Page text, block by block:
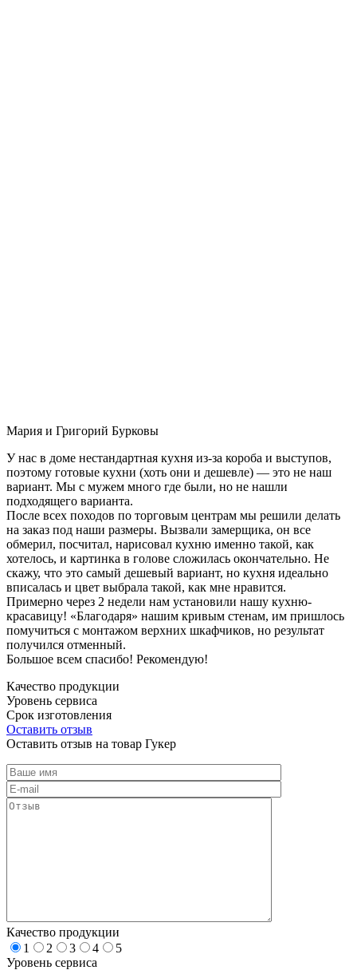
Мария и Григорий Бурковы
У нас в доме нестандартная кухня из-за короба и выступов,
поэтому готовые кухни (хоть они и дешевле) — это не наш
вариант. Мы с мужем много где были, но не нашли
подходящего варианта.
После всех походов по торговым центрам мы решили делать
на заказ под наши размеры. Вызвали замерщика, он все
обмерил, посчитал, нарисовал кухню именно такой, как
хотелось, и картинка в голове сложилась окончательно. Не
скажу, что это самый дешевый вариант, но кухня идеально
вписалась и цвет выбрала такой, как мне нравится.
Примерно через 2 недели нам установили нашу кухню-
красавицу! «Благодаря» нашим кривым стенам, им пришлось
помучиться с монтажом верхних шкафчиков, но результат
получился отменный.
Большое всем спасибо! Рекомендую!
Качество продукции
Уровень сервиса
Срок изготовления
Оставить отзыв
Оставить отзыв на товар Гукер
Качество продукции
1
2 3 4
5
Уровень сервиса